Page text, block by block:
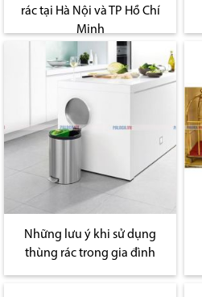
rác tại Hà Nội và TP Hồ Chí
Minh
Những lưu ý khi sử dụng
thùng rác trong gia đình